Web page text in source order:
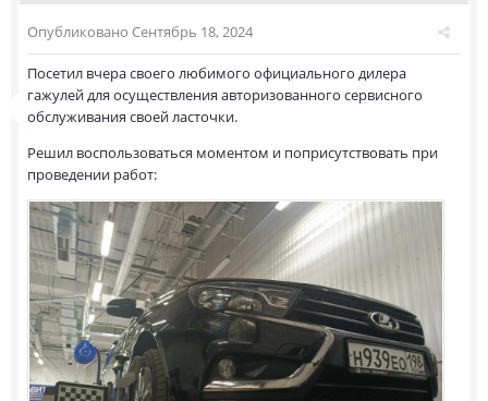
Опубликовано Сентябрь 18, 2024
Посетил вчера своего любимого официального дилера
гажулей для осуществления авторизованного сервисного
обслуживания своей ласточки.
Решил воспользоваться моментом и поприсутствовать при
проведении работ: